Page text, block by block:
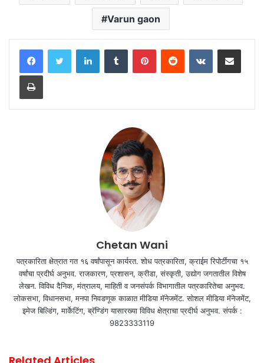
Varun gaon
LinkedInTumblr PinterestReddit VKontakteShare via Email
Print
Chetan Wani
पत्रकारिता क्षेत्रात गत १६ वर्षांपासून कार्यरत. शोध पत्रकारिता, क्राईम रिपोर्टींगचा १५
वर्षांचा प्रदीर्घ अनुभव. राजकारण, प्रशासन, क्रीडा, संस्कृती, उद्योग जगतातील विशेष
लेखन. विविध दैनिक, मंत्रालय, माहिती व जनसंपर्क विभागातील पत्रकारितेचा अनुभव.
लोकसभा, विधानसभा, मनपा निवडणूक काळात मीडिया मॅनेजमेंट. सोशल मीडिया मॅनेजमेंट,
इमेज बिल्डिंग, मार्केटिंग, ब्रॅण्डिंग यासारख्या विविध क्षेत्राचा प्रदीर्घ अनुभव. संपर्क :
9823333119